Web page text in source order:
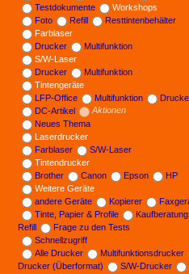
Testdokumente
Workshops
Foto
Refill
Resttintenbehälter
Farblaser
Drucker
Multifunktion
S/W-Laser
Drucker
Multifunktion
Tintengeräte
LFP-Office
Multifunktion
DC-Artikel
Aktionen
Neues Thema
Laserdrucker
Farblaser
S/W-Laser
Tintendrucker
Brother
Canon Epson
HP
Weitere Geräte
andere Geräte
Kopierer
Tinte, Papier & Profile
Kaufberatung
Refill
Frage zu den Tests
Schnellzugriff
Alle Drucker
Multifunktionsdrucker
Drucker (Überformat)
S/W-Drucker